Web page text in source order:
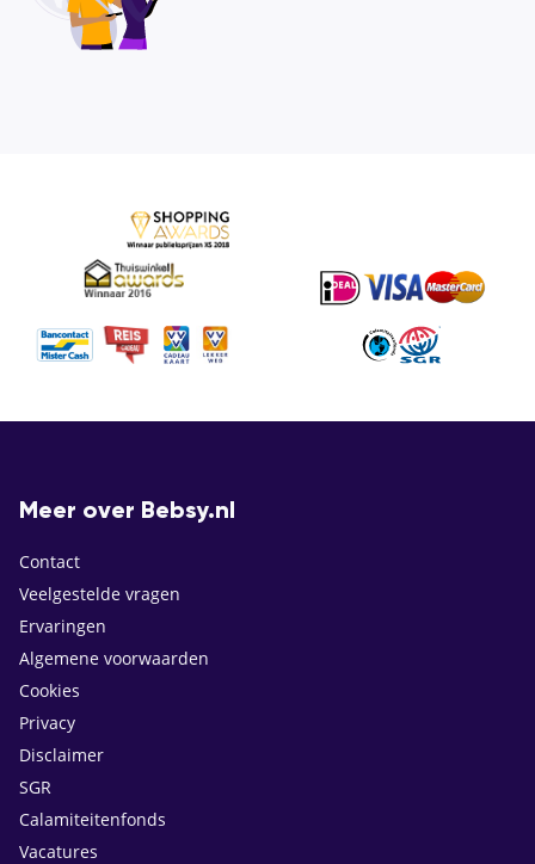
Meer over Bebsy.nl
Contact
Veelgestelde vragen
Ervaringen
Algemene voorwaarden
Cookies
Privacy
Disclaimer
SGR
Calamiteitenfonds
Vacatures